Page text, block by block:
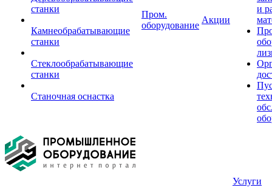
станки
Камнеобрабатывающие
станки
Стеклообрабатывающие
станки
Станочная оснастка
Пром.
оборудование
Акции
и
Услуги